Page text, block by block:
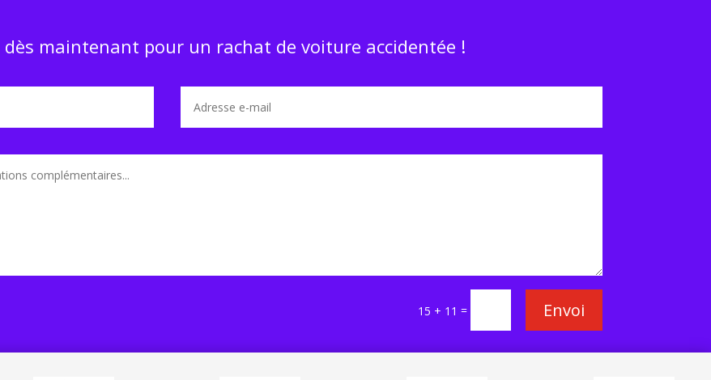
dès maintenant pour un rachat de voiture accidentée !
15 + 11 = Envoi